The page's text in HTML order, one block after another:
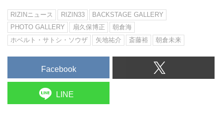
RIZINニュース RIZIN33
BACKSTAGE GALLERY
PHOTO GALLERY
扇久保博正
朝倉海
ホベルト・サトシ・ソウザ
矢地祐介 斎藤裕 朝倉未来
Facebook
LINE